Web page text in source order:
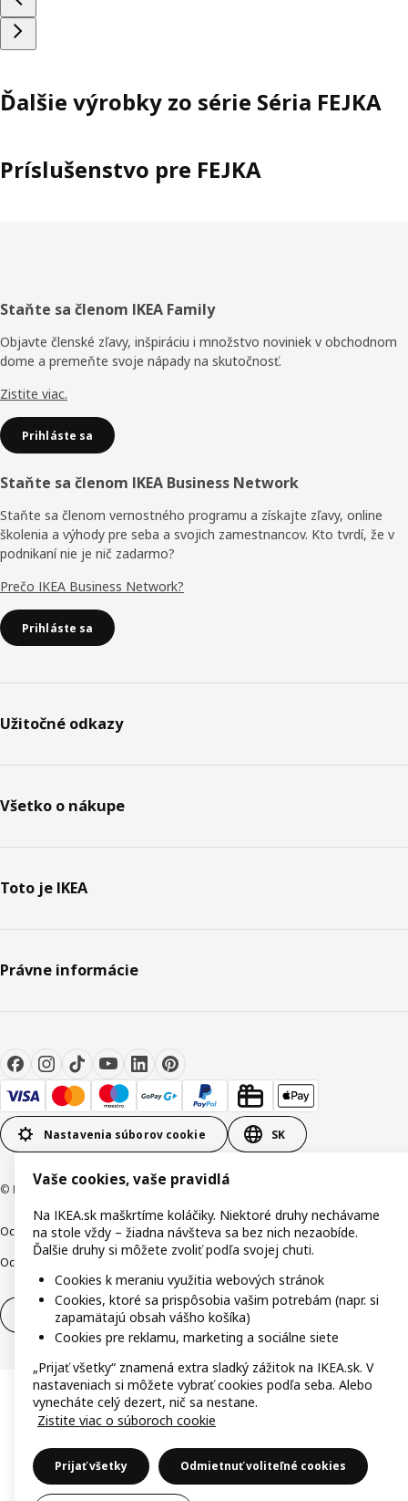
Ďalšie výrobky zo série Séria FEJKA
Príslušenstvo pre FEJKA
Päta
stránky
Staňte sa členom IKEA Family
Objavte členské zľavy, inšpiráciu i množstvo noviniek v obchodnom
dome a premeňte svoje nápady na skutočnosť.
Zistite viac.
Prihláste sa
Staňte sa členom IKEA Business Network
Staňte sa členom vernostného programu a získajte zľavy, online
školenia a výhody pre seba a svojich zamestnancov. Kto tvrdí, že v
podnikaní nie je nič zadarmo?
Prečo IKEA Business Network?
Prihláste sa
Užitočné odkazy
Všetko o nákupe
Toto je IKEA
Právne informácie
Nastavenia súborov cookie SK
© Inter IKEA Systems B.V. 1999-2026
Ochrana osobných údajovCookiesZodpovedné odhalenie
Ochrana Oznamovateľov
Digitálna prístupnosť
Odstúpenie od zmluvy Odstúpenie od zmluvy (služby)
Vaše cookies, vaše pravidlá
Na IKEA.sk maškrtíme koláčiky. Niektoré druhy nechávame
na stole vždy – žiadna návšteva sa bez nich nezaobíde.
Ďalšie druhy si môžete zvoliť podľa svojej chuti.
Cookies k meraniu využitia webových stránok
Cookies, ktoré sa prispôsobia vašim potrebám (napr. si
zapamätajú obsah vášho košíka)
Cookies pre reklamu, marketing a sociálne siete
„Prijať všetky“ znamená extra sladký zážitok na IKEA.sk. V
nastaveniach si môžete vybrať cookies podľa seba. Alebo
vynecháte celý dezert, nič sa nestane.
Zistite viac o súboroch cookie
Prijať všetky Odmietnuť voliteľné cookies